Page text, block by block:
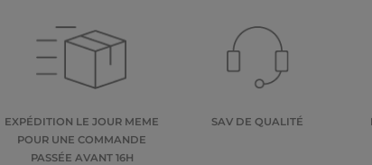
EXPÉDITION LE JOUR MEME
POUR UNE COMMANDE
PASSÉE AVANT 16H
SAV DE QUALITÉ